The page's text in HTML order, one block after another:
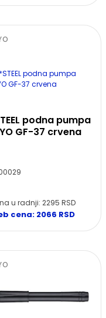
podna pumpa
GF-37 crvena
u radnji: 2295 RSD
cena: 2066 RSD